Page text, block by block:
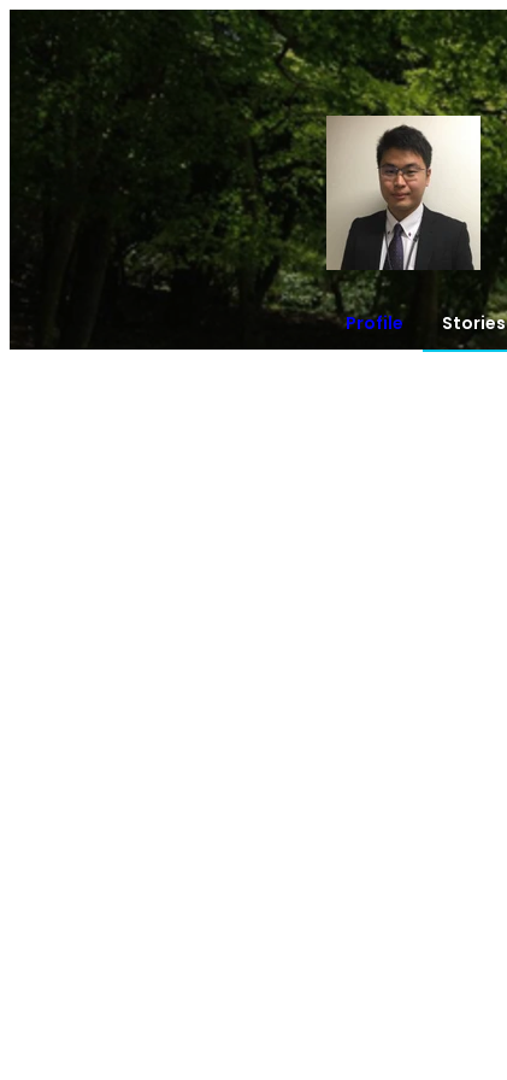
Profile Stories